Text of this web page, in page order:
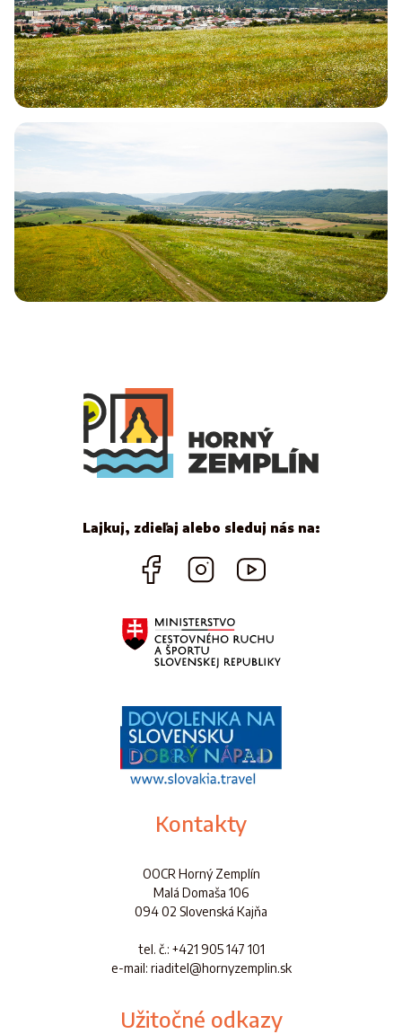
Lajkuj, zdieľaj alebo sleduj nás na:
Kontakty
OOCR Horný Zemplín
Malá Domaša 106
094 02 Slovenská Kajňa
tel. č.: +421 905 147 101
e-mail: riaditel@hornyzemplin.sk
Užitočné odkazy